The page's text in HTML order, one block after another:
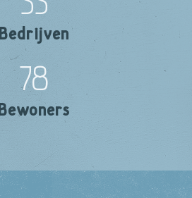
Bedrijven
78
Bewoners